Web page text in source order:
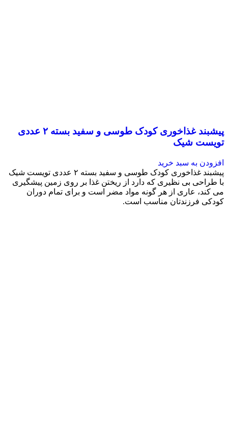
پیشبند غذاخوری کودک طوسی و سفید بسته ۲ عددی
تویست شیک
افزودن به سبد خرید
پیشبند غذاخوری کودک طوسی و سفید بسته ۲ عددی تویست شیک
با طراحی بی نظیری که دارد از ریختن غذا بر روی زمین پیشگیری
می کند، عاری از هر گونه مواد مضر است و برای تمام دوران
کودکی فرزندتان مناسب است.